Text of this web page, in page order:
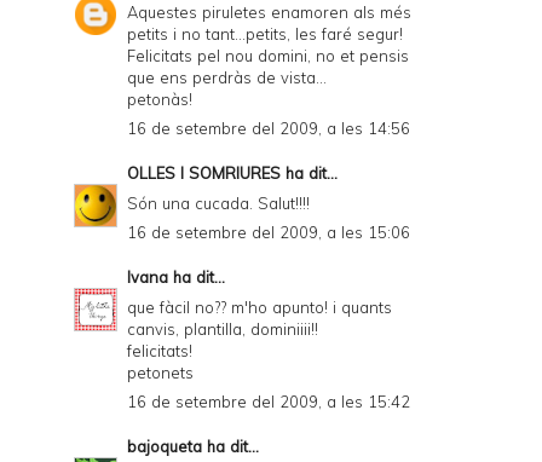
Aquestes piruletes enamoren als més
petits i no tant...petits, les faré segur!
Felicitats pel nou domini, no et pensis
que ens perdràs de vista...
petonàs!
16 de setembre del 2009, a les 14:56
OLLES I SOMRIURES ha dit...
Són una cucada. Salut!!!!
16 de setembre del 2009, a les 15:06
Ivana ha dit...
que fàcil no?? m'ho apunto! i quants
canvis, plantilla, dominiiii!!
felicitats!
petonets
16 de setembre del 2009, a les 15:42
bajoqueta ha dit...